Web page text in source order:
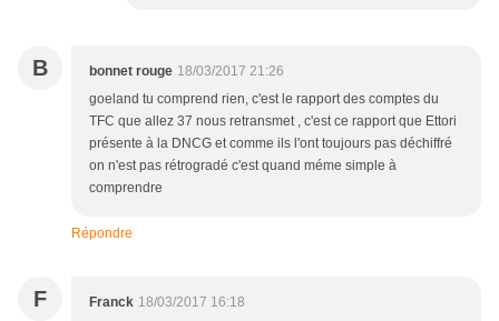
B bonnet rouge 18/03/2017 21:26
goeland tu comprend rien, c'est le rapport des comptes du
TFC que allez 37 nous retransmet , c'est ce rapport que Ettori
présente à la DNCG et comme ils l'ont toujours pas déchiffré
on n'est pas rétrogradé c'est quand méme simple à
comprendre
Répondre
F Franck 18/03/2017 16:18